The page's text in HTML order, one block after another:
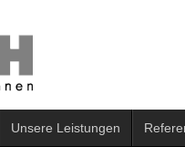
Unsere Leistungen